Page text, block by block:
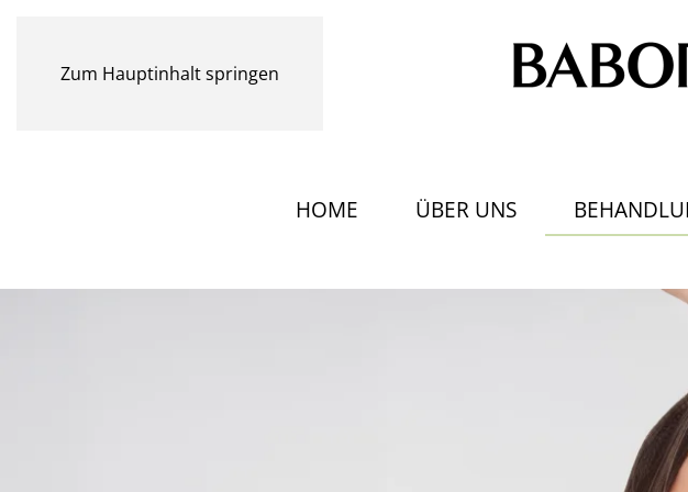
Zum Hauptinhalt springen
HOME ÜBER UNS